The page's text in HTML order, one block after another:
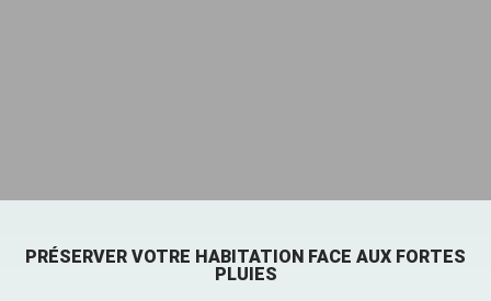
PRÉSERVER VOTRE HABITATION FACE AUX FORTES
PLUIES